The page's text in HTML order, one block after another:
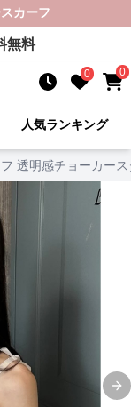
カーフ
無料
0 0
人気ランキング
透明感チョーカー